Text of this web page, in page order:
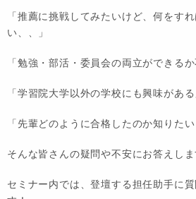
「推薦に挑戦してみたいけど、何をす
い、、」
「勉強・部活・委員会の両立ができるか
「学習院大学以外の学校にも興味がある
「先輩どのように合格したのか知りたい
そんな皆さんの疑問や不安にお答えしま
セミナー内では、登壇する担任助手に